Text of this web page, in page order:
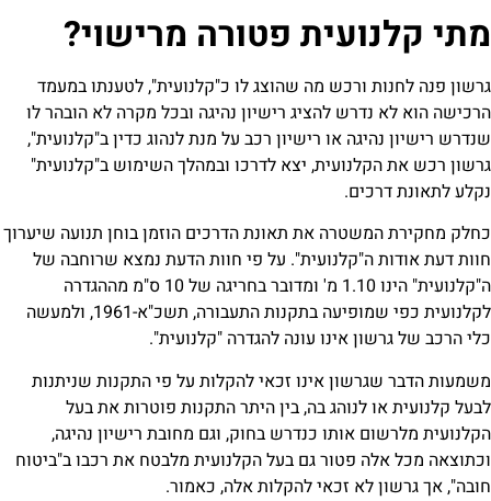
פטורה מרישוי?
ורכש מה שהוצג לו כ"קלנועית", לטענתו במעמד
להציג רישיון נהיגה ובכל מקרה לא הובהר לו
או רישיון רכב על מנת לנהוג כדין ב"קלנועית",
יצא לדרכו ובמהלך השימוש ב"קלנועית"
את תאונת הדרכים הוזמן בוחן תנועה שיערוך
על פי חוות הדעת נמצא שרוחבה של
ה"קלנועית" הינו 1.10 מ' ומדובר בחריגה של 10 ס"מ מההגדרה
לקלנועית כפי שמופיעה בתקנות התעבורה, תשכ"א-1961, ולמעשה
אינו עונה להגדרה "קלנועית".
אינו זכאי להקלות על פי התקנות שניתנות
לנוהג בה, בין היתר התקנות פוטרות את בעל
אותו כנדרש בחוק, וגם מחובת רישיון נהיגה,
פטור גם בעל הקלנועית מלבטח את רכבו ב"ביטוח
זכאי להקלות אלה, כאמור.